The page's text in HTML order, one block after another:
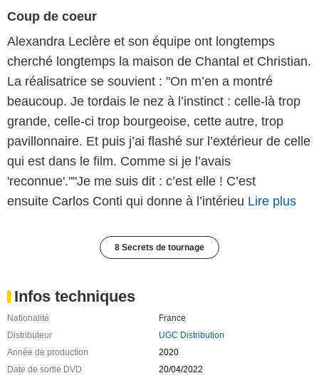
Coup de coeur
Alexandra Leclère et son équipe ont longtemps
cherché longtemps la maison de Chantal et Christian.
La réalisatrice se souvient : "On m’en a montré
beaucoup. Je tordais le nez à l’instinct : celle-là trop
grande, celle-ci trop bourgeoise, cette autre, trop
pavillonnaire. Et puis j’ai flashé sur l’extérieur de celle
qui est dans le film. Comme si je l’avais
'reconnue'.""Je me suis dit : c’est elle ! C’est
ensuite Carlos Conti qui donne à l’intérieu Lire plus
8 Secrets de tournage
Infos techniques
Nationalité
France
Distributeur
UGC Distribution
Année de production
2020
Date de sortie DVD
20/04/2022